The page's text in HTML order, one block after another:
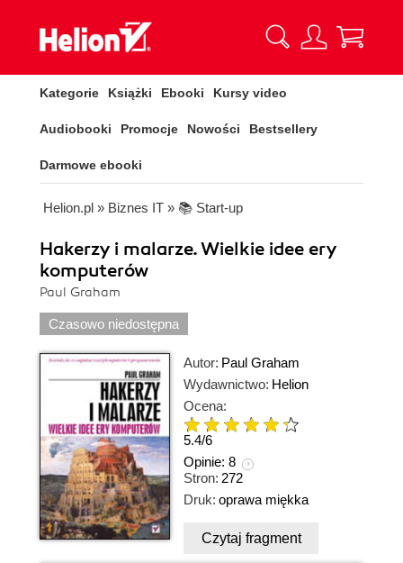
Kategorie Książki Ebooki Kursy video
Audiobooki Promocje Nowości Bestsellery
Darmowe ebooki
Helion.pl » Biznes IT » 📚 Start-up
Hakerzy i malarze. Wielkie idee ery
komputerów
Paul Graham
Czasowo niedostępna
Autor: Paul Graham
Wydawnictwo: Helion
Ocena:
5.4/6
Opinie: 8
Stron: 272
Druk: oprawa miękka
Czytaj fragment